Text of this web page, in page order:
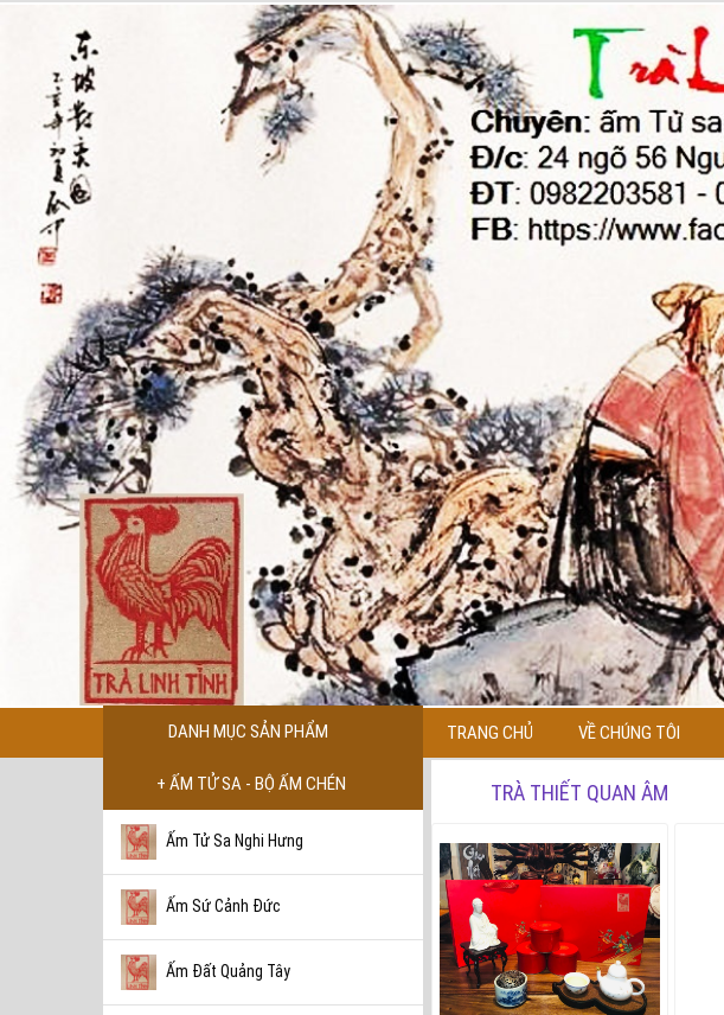
TRANG CHỦ VỀ CHÚNG TÔI
DANH MỤC SẢN PHẨM
+ ẤM TỬ SA - BỘ ẤM CHÉN
Ấm Tử Sa Nghi Hưng
Ấm Sứ Cảnh Đức
Ấm Đất Quảng Tây
TRÀ THIẾT QUAN ÂM